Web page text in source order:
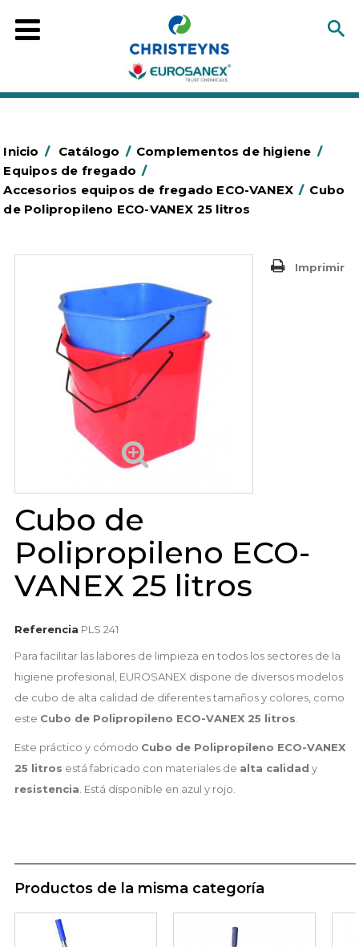
Inicio / Catálogo / Complementos de higiene /
Equipos de fregado /
Accesorios equipos de fregado ECO-VANEX / Cubo
de Polipropileno ECO-VANEX 25 litros
Imprimir
Cubo de
Polipropileno ECO-
VANEX 25 litros
Referencia PLS 241
Para facilitar las labores de limpieza en todos los sectores de la
higiene profesional, EUROSANEX dispone de diversos modelos
de cubo de alta calidad de diferentes tamaños y colores, como
este Cubo de Polipropileno ECO-VANEX 25 litros
Este práctico y cómodo Cubo de Polipropileno ECO-VANEX
25 litros está fabricado con materiales de alta calidad y
resistencia . Está disponible en azul y rojo.
Productos de la misma categoría